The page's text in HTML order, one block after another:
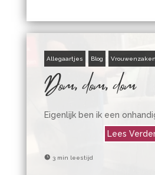
Allegaartjes Blog Vrouwenzaken
Dom, dom, dom
Eigenlijk ben ik een
Lees
 3 min leestijd